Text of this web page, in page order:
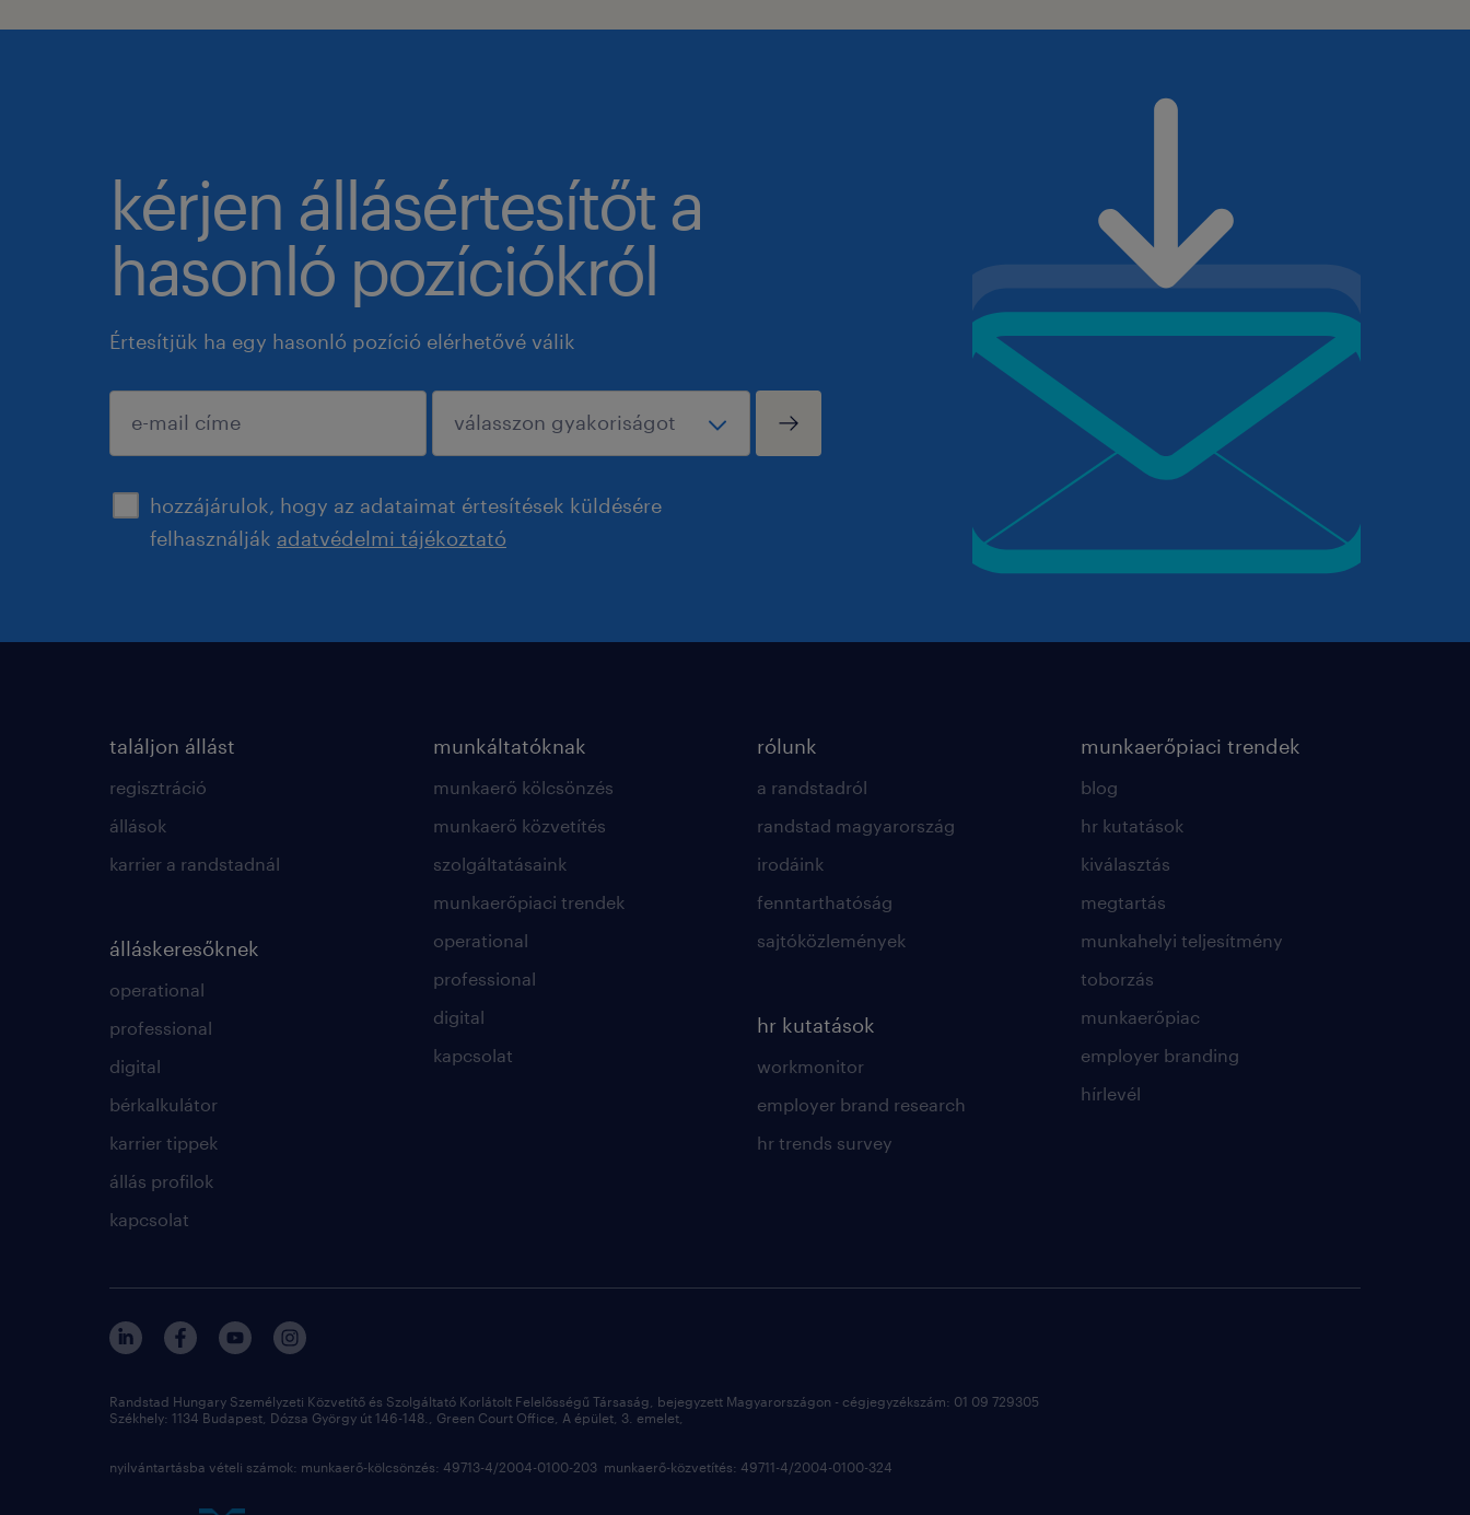
kérjen állásértesítőt a
hasonló pozíciókról
Értesítjük ha egy hasonló pozíció elérhetővé válik
hozzájárulok, hogy az adataimat értesítések küldésére
felhasználják adatvédelmi tájékoztató
jóváhagyás
találjon állást
regisztráció
állások
karrier a randstadnál
álláskeresőknek
operational
professional
digital
bérkalkulátor
karrier tippek
állás profilok
kapcsolat
munkáltatóknak
munkaerő kölcsönzés
munkaerő közvetítés
szolgáltatásaink
munkaerőpiaci trendek
operational
professional
digital
kapcsolat
rólunk
a randstadról
randstad magyarország
irodáink
fenntarthatóság
sajtóközlemények
hr kutatások
workmonitor
employer brand research
hr trends survey
munkaerőpiaci trendek
blog
hr kutatások
kiválasztás
megtartás
munkahelyi teljesítmény
toborzás
munkaerőpiac
employer branding
hírlevél
Randstad Hungary Személyzeti Közvetítő és Szolgáltató Korlátolt Felelősségű Társaság, bejegyzett Magyarországon - cégjegyzékszám: 01 09 729305
Székhely: 1134 Budapest, Dózsa György út 146-148., Green Court Office, A épület, 3. emelet,
nyilvántartásba vételi számok: munkaerő-kölcsönzés: 49713-4/2004-0100-203 munkaerő-közvetítés: 49711-4/2004-0100-324